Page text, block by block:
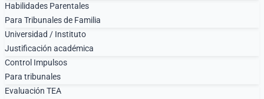
Habilidades Parentales
Para Tribunales de Familia
Universidad / Instituto
Justificación académica
Control Impulsos
Para tribunales
Evaluación TEA